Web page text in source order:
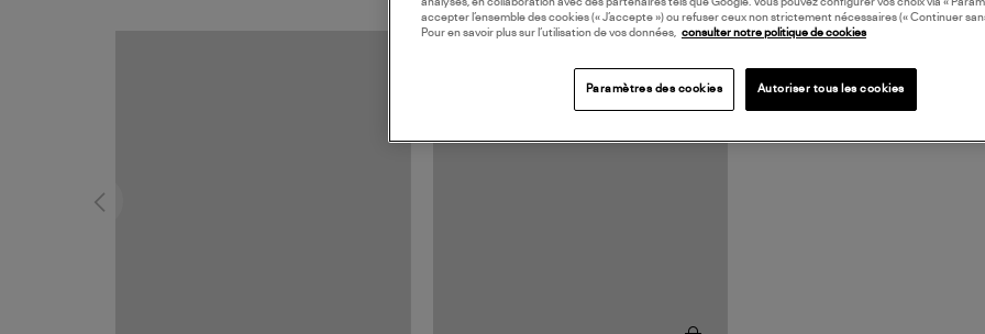
analyses, en collaboration avec des partenaires tels que Google. Vous pouvez configurer vos choix via «
accepter l’ensemble des cookies (« J’accepte ») ou refuser ceux non strictement nécessaires (« Continuer
Pour en savoir plus sur l’utilisation de vos données, consulter notre politique de cookies
Paramètres des cookies Autoriser tous les cookies